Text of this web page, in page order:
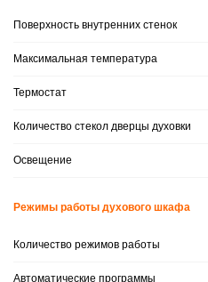
Поверхность внутренних стенок
Максимальная температура
Термостат
Количество стекол дверцы духовки
Освещение
Режимы работы духового шкафа
Количество режимов работы
Автоматические программы